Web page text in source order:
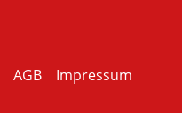
AGB Impressum